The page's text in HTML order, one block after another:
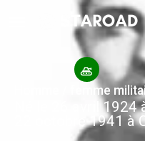
Homme / femme
Né le 26 avril 1924
22 octobre 1941 à